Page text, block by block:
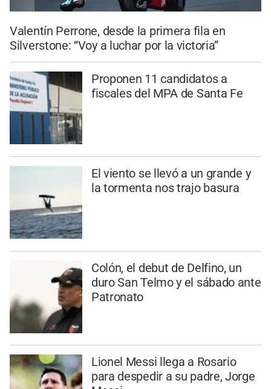
Valentín Perrone, desde la primera fila en
Silverstone: “Voy a luchar por la victoria”
Proponen 11 candidatos a
fiscales del MPA de Santa Fe
El viento se llevó a un grande y
la tormenta nos trajo basura
Colón, el debut de Delfino, un
duro San Telmo y el sábado ante
Patronato
Lionel Messi llega a Rosario
para despedir a su padre, Jorge